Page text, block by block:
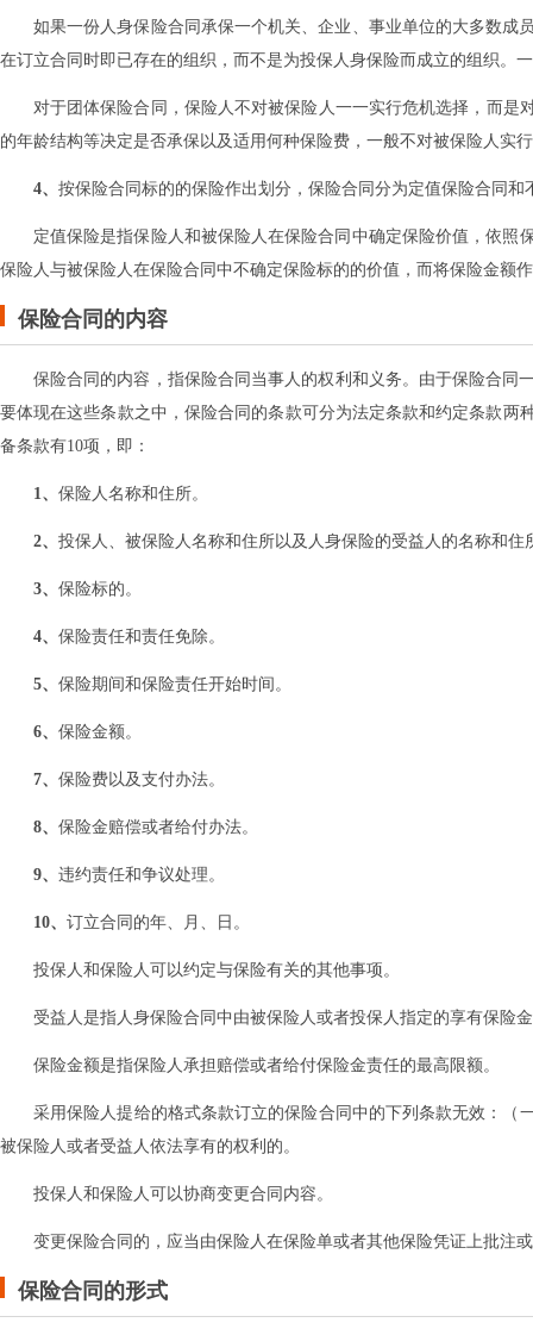
如果一份人身保险合同承保一个机关、企业、事业单位的大多数
在订立合同时即已存在的组织‌，‌而不是为投保人身保险而成立的组织‌。
对于团体保险合同‌，‌保险人不对被保险人一一实行危机选择‌，‌而
的年龄结构等决定是否承保以及适用何种保险费‌，‌一般不对被保险人实
4、 按保险合同标的的保险作出划分‌，‌保险合同分为定值保险合同和
定值保险是指保险人和被保险人在保险合同中确定保险价值‌，‌依
保险人与被保险人在保险合同中不确定保险标的的价值‌，‌而将保险金额
保险合同的内容
保险合同的内容‌，‌指保险合同当事人的权利和义务‌。由于保险合
要体现在这些条款之中‌，‌保险合同的条款可分为法定条款和约定条款
备条款有10项‌，‌即：
1、 保险人名称和住所。
2、 投保人、被保险人名称和住所以及人身保险的受益人的名称和住
3、 保险标的。
4、 保险责任和责任免除。
5、 保险期间和保险责任开始时间。
6、 保险金额。
7、 保险费以及支付办法。
8、 保险金赔偿或者给付办法。
9、 违约责任和争议处理。
10、 订立合同的年、月、日。
投保人和保险人可以约定与保险有关的其他事项。
受益人是指人身保险合同中由被保险人或者投保人指定的享有保险
保险金额是指保险人承担赔偿或者给付保险金责任的最高限额。
采用保险人提给的格式条款订立的保险合同中的下列条款无效：
被保险人或者受益人依法享有的权利的。
投保人和保险人可以协商变更合同内容。
变更保险合同的，应当由保险人在保险单或者其他保险凭证上批注
保险合同的形式